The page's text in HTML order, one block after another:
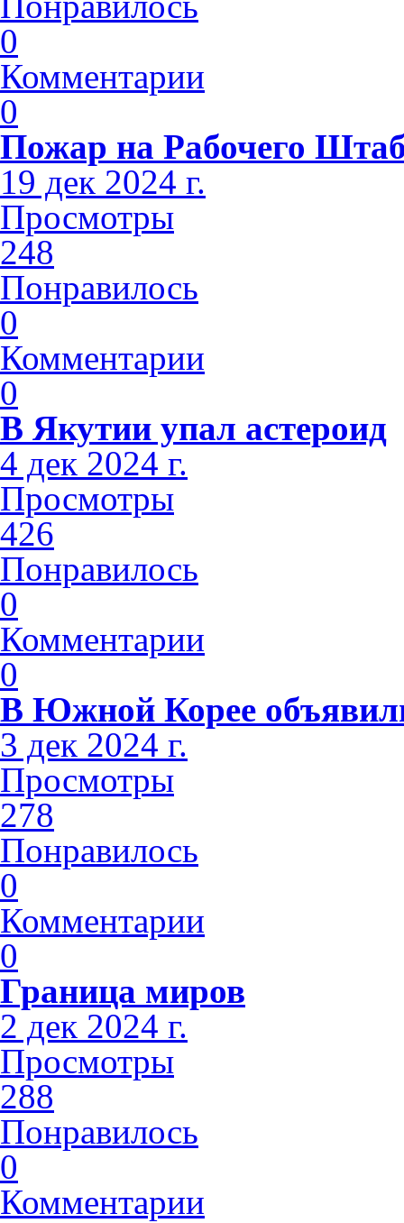
0
Комментарии
0
Пожар на Рабочего
19 дек 2024 г.
Просмотры
248
Понравилось
0
Комментарии
0
В Якутии упал астероид
4 дек 2024 г.
Просмотры
426
Понравилось
0
Комментарии
0
В Южной Корее
3 дек 2024 г.
Просмотры
278
Понравилось
0
Комментарии
0
Граница миров
2 дек 2024 г.
Просмотры
288
Понравилось
0
Комментарии